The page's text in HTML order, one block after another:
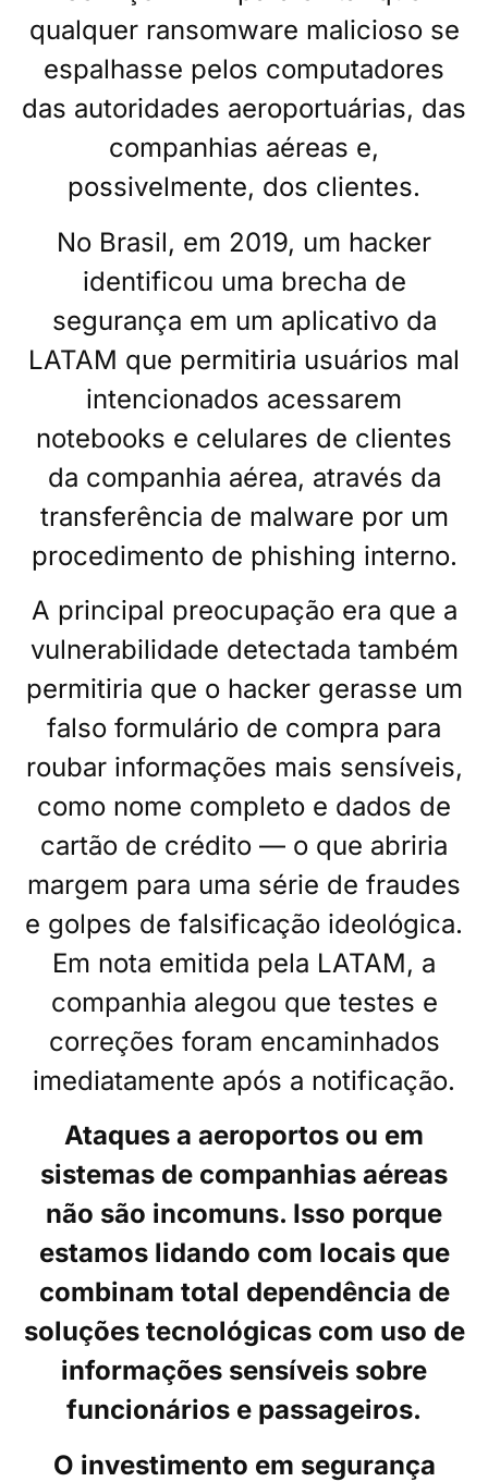
qualquer ransomware malicioso se
espalhasse pelos computadores
das autoridades aeroportuárias, das
companhias aéreas e,
possivelmente, dos clientes.
No Brasil, em 2019, um hacker
identificou uma brecha de
segurança em um aplicativo da
LATAM que permitiria usuários mal
intencionados acessarem
notebooks e celulares de clientes
da companhia aérea, através da
transferência de malware por um
procedimento de phishing interno.
A principal preocupação era que a
vulnerabilidade detectada também
permitiria que o hacker gerasse um
falso formulário de compra para
roubar informações mais sensíveis,
como nome completo e dados de
cartão de crédito — o que abriria
margem para uma série de fraudes
e golpes de falsificação ideológica.
Em nota emitida pela LATAM, a
companhia alegou que testes e
correções foram encaminhados
imediatamente após a notificação.
Ataques a aeroportos ou em
sistemas de companhias aéreas
não são incomuns. Isso porque
estamos lidando com locais que
combinam total dependência de
soluções tecnológicas com uso de
informações sensíveis sobre
funcionários e passageiros.
O investimento em segurança